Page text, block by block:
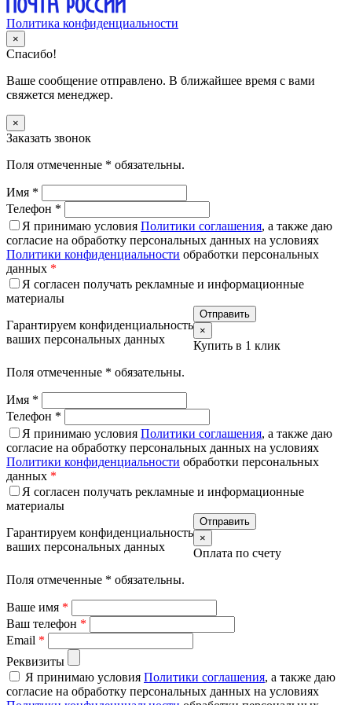
Политика конфиденциальности
×
Спасибо!
Ваше сообщение отправлено. В ближайшее время с вами
свяжется менеджер.
×
Заказать звонок
Поля отмеченные * обязательны.
Имя *
Телефон *
Я принимаю условия Политики соглашения, а также даю
согласие на обработку персональных данных на условиях
Политики конфиденциальности обработки персональных
данных *
Я согласен получать рекламные и информационные
материалы
Гарантируем конфиденциальность
ваших персональных данных
×
Купить в 1 клик
Поля отмеченные * обязательны.
Имя *
Телефон *
Я принимаю условия Политики соглашения, а также даю
согласие на обработку персональных данных на условиях
Политики конфиденциальности обработки персональных
данных *
Я согласен получать рекламные и информационные
материалы
Гарантируем конфиденциальность
ваших персональных данных
×
Оплата по счету
Поля отмеченные * обязательны.
Ваше имя *
Ваш телефон *
Email *
Реквизиты
Я принимаю условия Политики соглашения, а также даю
согласие на обработку персональных данных на условиях